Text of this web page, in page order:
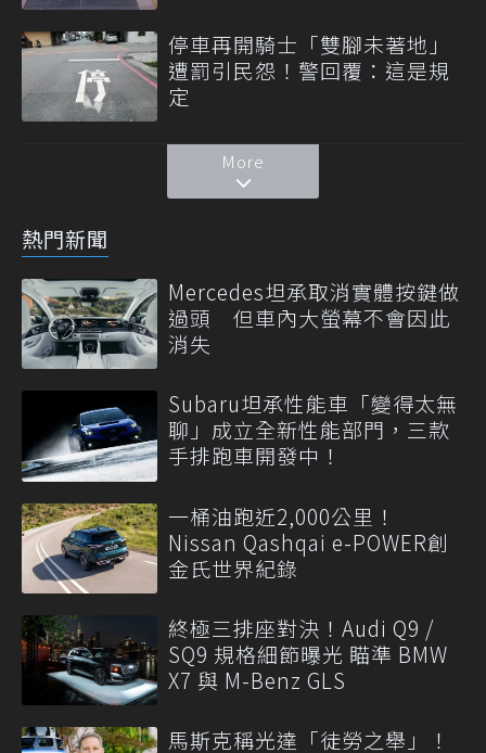
停車再開騎士「雙腳未著地」
遭罰引民怨！警回覆：這是規
定
More
熱門新聞
Mercedes坦承取消實體按鍵做
過頭 但車內大螢幕不會因此
消失
Subaru坦承性能車「變得太無
聊」成立全新性能部門，三款
手排跑車開發中！
一桶油跑近2,000公里！
Nissan Qashqai e-POWER創
金氏世界紀錄
終極三排座對決！Audi Q9 /
SQ9 規格細節曝光 瞄準 BMW
X7 與 M-Benz GLS
馬斯克稱光達「徒勞之舉」！